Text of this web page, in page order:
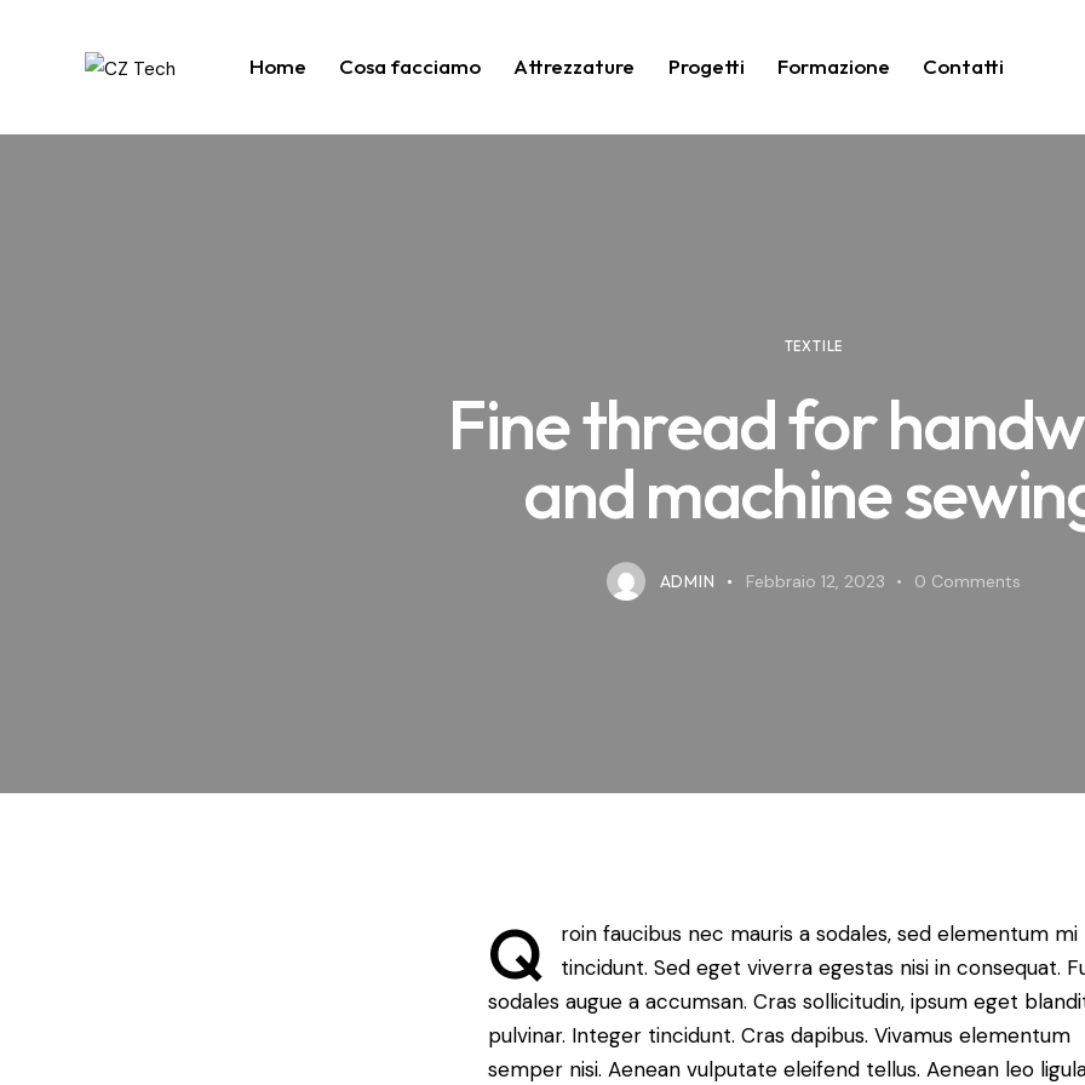
Home Cosa facciamo Attrezzature Progetti Formazione Contatti
TEXTILE
Fine thread for
and machine
ADMIN Febbraio 12, 2023 0 Comments
Q
roin faucibus nec mauris a sodales, sed elementum mi
tincidunt. Sed eget viverra egestas nisi in consequat.
sodales augue a accumsan. Cras sollicitudin, ipsum eget
pulvinar. Integer tincidunt. Cras dapibus. Vivamus elementum
semper nisi. Aenean vulputate eleifend tellus. Aenean leo